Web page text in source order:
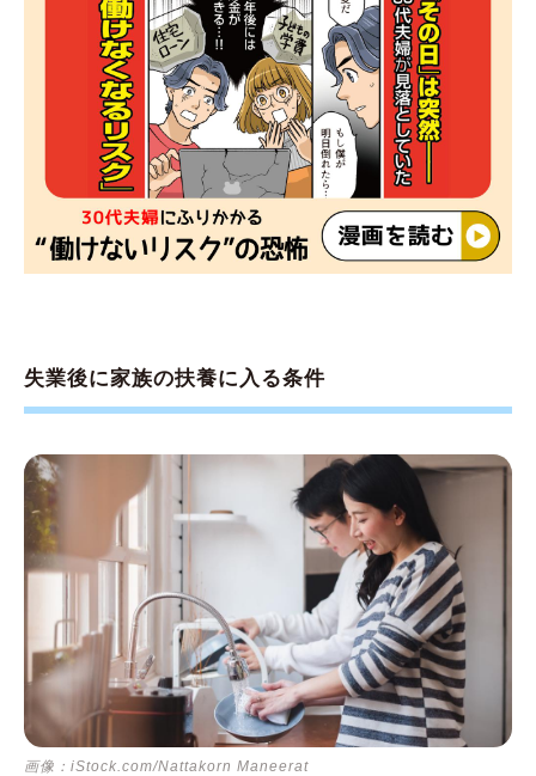
失業後に家族の扶養に入る条件
画像：iStock.com/Nattakorn Maneerat